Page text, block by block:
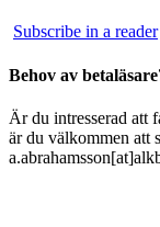
Subscribe in a reader
Behov av
Är du intresserad att
är du välkommen att